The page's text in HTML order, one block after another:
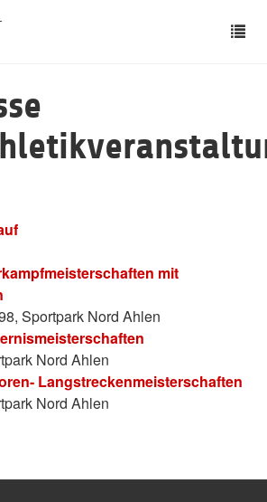
mit
Sportpark Nord Ahlen
Nord Ahlen
Langstreckenmeisterschaften
Nord Ahlen